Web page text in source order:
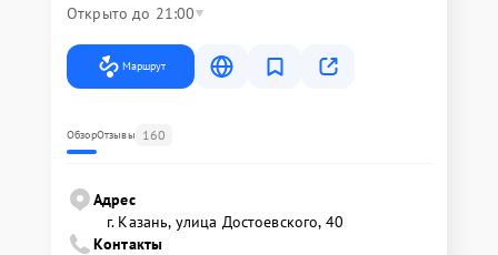
Открыто до 21:00
Маршрут
ОбзорОтзывы 160
Адрес
г. Казань, улица Достоевского, 40
Контакты